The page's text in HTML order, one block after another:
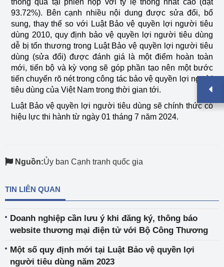
thông qua tại phiên họp với tỷ lệ thống nhất cao (đạt
93.72%). Bên cạnh nhiều nội dung được sửa đổi, bổ
sung, thay thế so với Luật Bảo vệ quyền lợi người tiêu
dùng 2010, quy định bảo vệ quyền lợi người tiêu dùng
dễ bị tổn thương trong Luật Bảo vệ quyền lợi người tiêu
dùng (sửa đổi) được đánh giá là một điểm hoàn toàn
mới, tiến bộ và kỳ vọng sẽ góp phần tạo nên một bước
tiến chuyển rõ nét trong công tác bảo vệ quyền lợi người
tiêu dùng của Việt Nam trong thời gian tới.
Luật Bảo vệ quyền lợi người tiêu dùng sẽ chính thức có
hiệu lực thi hành từ ngày 01 tháng 7 năm 2024.
Nguồn:Ủy ban Cạnh tranh quốc gia
TIN LIÊN QUAN
Doanh nghiệp cần lưu ý khi đăng ký, thông báo
website thương mại điện tử với Bộ Công Thương
Một số quy định mới tại Luật Bảo vệ quyền lợi
người tiêu dùng năm 2023